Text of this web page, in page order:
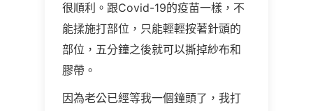
很順利。跟Covid-19的疫苗一樣，不
能揉施打部位，只能輕輕按著針頭的
部位，五分鐘之後就可以撕掉紗布和
膠帶。
因為老公已經等我一個鐘頭了，我打